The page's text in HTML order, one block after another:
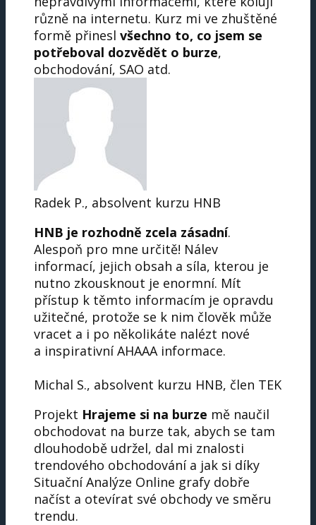
různě na internetu. Kurz mi ve zhuštěné
formě přinesl všechno to, co jsem se
potřeboval dozvědět o burze,
obchodování, SAO atd.
Radek P., absolvent kurzu HNB
HNB je rozhodně zcela zásadní.
Alespoň pro mne určitě! Nálev
informací, jejich obsah a síla, kterou je
nutno zkousknout je enormní. Mít
přístup k těmto informacím je opravdu
užitečné, protože se k nim člověk může
vracet a i po několikáte nalézt nové
a inspirativní AHAAA informace.
Michal S., absolvent kurzu HNB, člen TEK
Projekt Hrajeme si na burze mě naučil
obchodovat na burze tak, abych se tam
dlouhodobě udržel, dal mi znalosti
trendového obchodování a jak si díky
Situační Analýze Online grafy dobře
načíst a otevírat své obchody ve směru
trendu.